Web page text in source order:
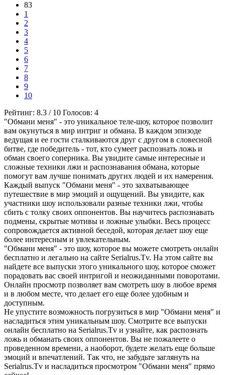
83
1
2
3
4
5
6
7
8
9
10
Рейтинг: 8.3 / 10 Голосов: 4
"Обмани меня" - это уникальное теле-шоу, которое позволит
вам окунуться в мир интриг и обмана. В каждом эпизоде
ведущая и ее гости сталкиваются друг с другом в словесной
битве, где победитель - тот, кто сумеет распознать ложь и
обман своего соперника. Вы увидите самые интересные и
сложные техники лжи и распознавания обмана, которые
помогут вам лучше понимать других людей и их намерения.
Каждый выпуск "Обмани меня" - это захватывающее
путешествие в мир эмоций и ощущений. Вы увидите, как
участники шоу использовали разные техники лжи, чтобы
сбить с толку своих оппонентов. Вы научитесь распознавать
подмены, скрытые мотивы и ложные улыбки. Весь процесс
сопровождается активной беседой, которая делает шоу еще
более интересным и увлекательным.
"Обмани меня" - это шоу, которое вы можете смотреть онлайн
бесплатно и легально на сайте Serialrus.Tv. На этом сайте вы
найдете все выпуски этого уникального шоу, которое сможет
порадовать вас своей интригой и неожиданными поворотами.
Онлайн просмотр позволяет вам смотреть шоу в любое время
и в любом месте, что делает его еще более удобным и
доступным.
Не упустите возможность погрузиться в мир "Обмани меня" и
насладиться этим уникальным шоу. Смотрите все выпуски
онлайн бесплатно на Serialrus.Tv и узнайте, как распознать
ложь и обманать своих оппонентов. Вы не пожалеете о
проведенном времени, а наоборот, будете желать еще больше
эмоций и впечатлений. Так что, не забудьте заглянуть на
Serialrus.Tv и насладиться просмотром "Обмани меня" прямо